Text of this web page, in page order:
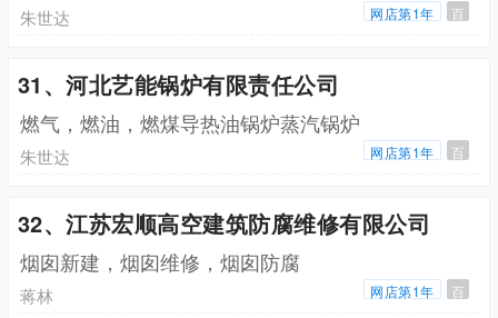
朱世达 网店第1年 百
31、河北艺能锅炉有限责任公司
燃气，燃油，燃煤导热油锅炉蒸汽锅炉
朱世达 网店第1年 百
32、江苏宏顺高空建筑防腐维修有限公司
烟囱新建，烟囱维修，烟囱防腐
蒋林 网店第1年 百